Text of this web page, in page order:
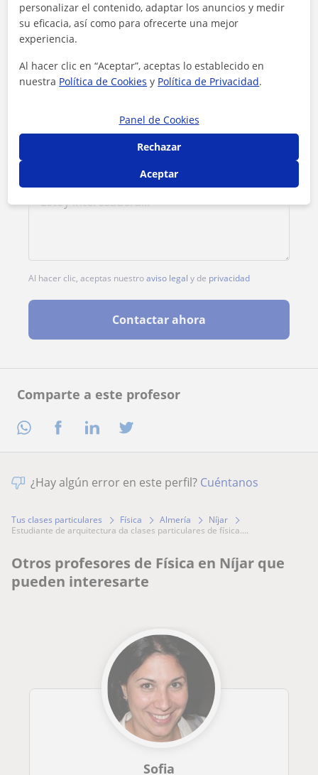
Comparte a este profesor
Tarifa
Al hacer clic, aceptas nuestroaviso legal y de privacidad
Contactar ahora
¿Hay algún error en este perfil? Cuéntanos
Tus clases particulares Física Almería
Níjar
estudiante de arquitectura da clases particulares de física....
Otros profesores de Física en Níjar que
pueden interesarte
Sofia
personalizar el contenido, adaptar los anuncios y medir
su eficacia, así como para ofrecerte una mejor
experiencia.
Al hacer clic en “Aceptar”, aceptas lo establecido en
nuestra Política de Cookies y Política de Privacidad.
Panel de Cookies
Rechazar
Aceptar